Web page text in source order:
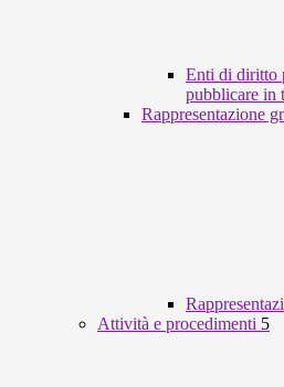
Enti di diritto
pubblicare in
Rappresentazione
Attività e procedimenti 5